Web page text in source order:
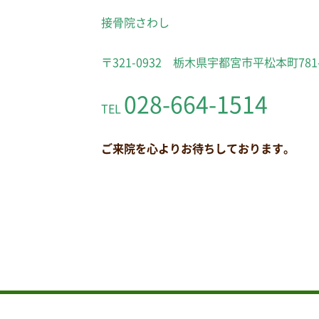
接骨院さわし
〒321-0932 栃木県宇都宮市平松本町
TEL 028-664-1514
ご来院を心よりお待ちしております。